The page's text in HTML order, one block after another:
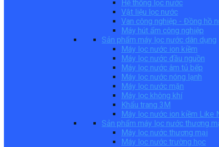
Hệ thống lọc nước
Vật liệu lọc nước
Van công nghiệp - Đồng hồ
Máy hút ẩm công nghiệp
Sản phẩm máy lọc nước dân dụng
Máy lọc nước ion kiềm
Máy lọc nước đầu nguồn
Máy lọc nước âm tủ bếp
Máy lọc nước nóng lạnh
Máy lọc nước mặn
Máy lọc không khí
Khẩu trang 3M
Máy lọc nước ion kiềm Like
Sản phẩm máy lọc nước thương
Máy lọc nước thương mại
Máy lọc nước trường học